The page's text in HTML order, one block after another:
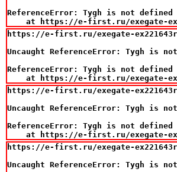
ReferenceError: Tygh is not defined
at https://e-first.ru/exegate-
https://e-first.ru/exegate-
Uncaught ReferenceError: Tygh is
ReferenceError: Tygh is not defined
at https://e-first.ru/exegate-
https://e-first.ru/exegate-
Uncaught ReferenceError: Tygh is
ReferenceError: Tygh is not defined
at https://e-first.ru/exegate-
https://e-first.ru/exegate-
Uncaught ReferenceError: Tygh is